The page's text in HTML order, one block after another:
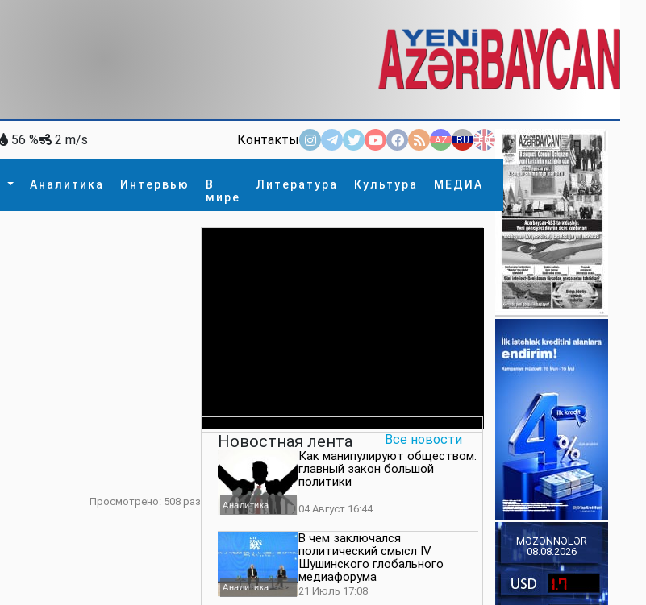
56 % 2 m/s Контакты AZ RU EN
Аналитика Интервью
В
мире
Литература Культура МЕДИА
×
Просмотрено: 508 раз
Новостная лента Все новости
Аналитика
Как манипулируют обществом:
главный закон большой
политики
04 Август 16:44
Аналитика
В чем заключался
политический смысл IV
Шушинского глобального
медиафорума
21 Июль 17:08
MƏZƏNNƏLƏR
08.08.2026
1.7